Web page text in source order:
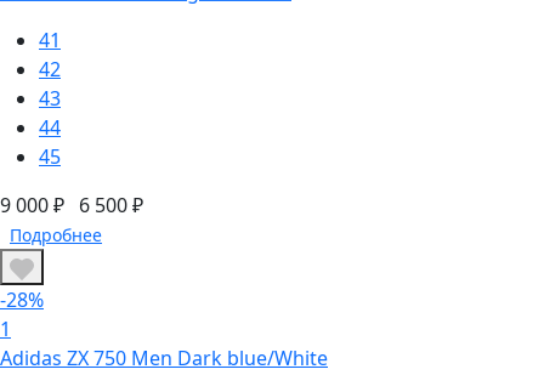
41
42
43
44
45
9 000 ₽ 6 500 ₽
Подробнее
-28%
1
Adidas ZX 750 Men Dark blue/White